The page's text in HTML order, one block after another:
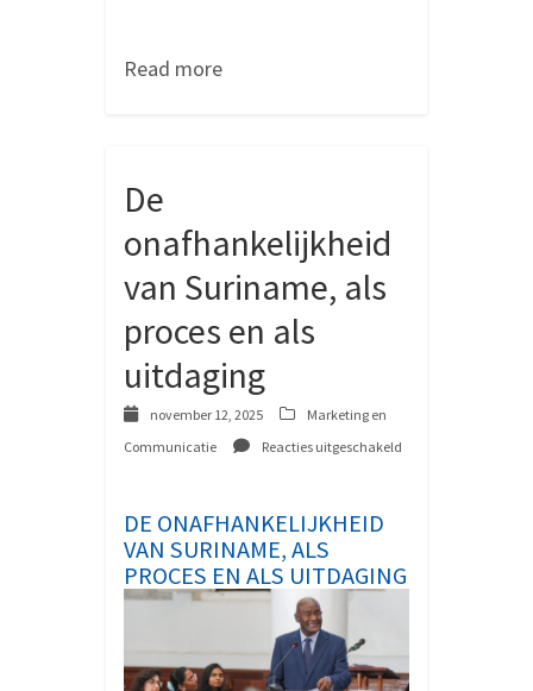
Read more
De
onafhankelijkheid
van Suriname, als
proces en als
uitdaging
november 12, 2025
Marketing en
Communicatie
Reacties uitgeschakeld
onafhankelijkheid
van
Suriname,
als
proces
uitdaging
DE ONAFHANKELIJKHEID
VAN SURINAME, ALS
PROCES EN ALS UITDAGING